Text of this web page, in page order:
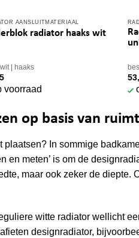
AANSLUITMATERIAAL
radiator haaks wit
wit haaks
voorraad
op basis van
In sommige
en meten’ is om de
maar ook zeker de diepte.
witte radiator wellicht
designradiator,